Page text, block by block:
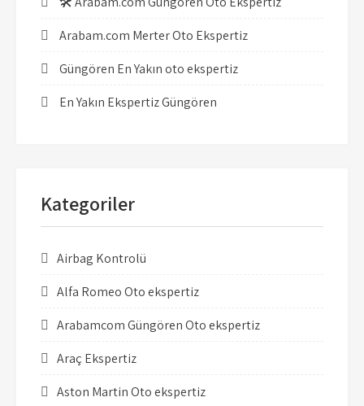
Arabam.com Merter Oto Ekspertiz
Güngören En Yakın oto ekspertiz
En Yakın Ekspertiz Güngören
Kategoriler
Airbag Kontrolü
Alfa Romeo Oto ekspertiz
Arabamcom Güngören Oto ekspertiz
Araç Ekspertiz
Aston Martin Oto ekspertiz